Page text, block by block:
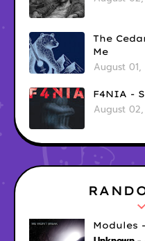
The
Me
August
F4NIA -
August
Modules